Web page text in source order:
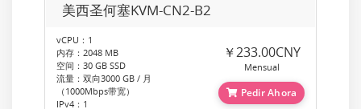
美西圣何塞KVM-CN2-B2
vCPU：1
内存：2048 MB
空间：30 GB SSD
流量：双向3000 GB / 月
（1000Mbps带宽）
IPv4：1
￥233.00CNY
Mensual
Pedir Ahora